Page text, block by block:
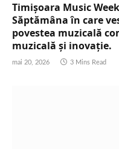
Timișoara Music
Săptămâna în care
povestea muzicală
muzicală și inovație.
mai 20, 2026 3 Mins Read